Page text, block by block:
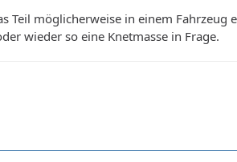
Teil möglicherweise in einem Fahrzeug
wieder so eine Knetmasse in Frage.